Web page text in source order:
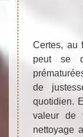
Certes, au
peut se
de
quotidien.
valeur de
nettoyage